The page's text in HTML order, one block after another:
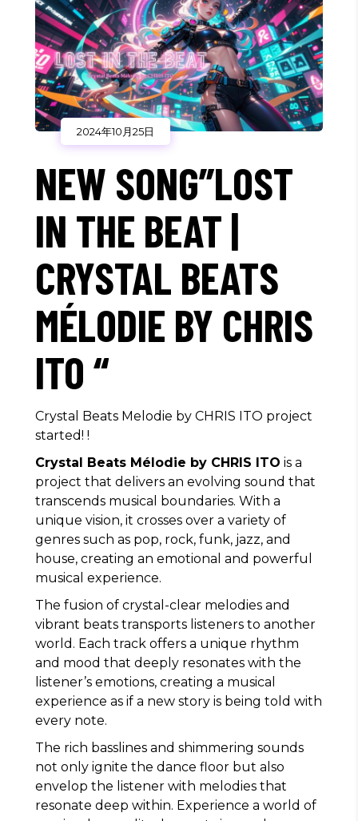
2024年10月25日
NEW SONG”LOST
IN THE BEAT |
CRYSTAL BEATS
MÉLODIE BY CHRIS
ITO “
Crystal Beats Melodie by CHRIS ITO project
started! !
Crystal Beats Mélodie by CHRIS ITO is a
project that delivers an evolving sound that
transcends musical boundaries. With a
unique vision, it crosses over a variety of
genres such as pop, rock, funk, jazz, and
house, creating an emotional and powerful
musical experience.
The fusion of crystal-clear melodies and
vibrant beats transports listeners to another
world. Each track offers a unique rhythm
and mood that deeply resonates with the
listener’s emotions, creating a musical
experience as if a new story is being told with
every note.
The rich basslines and shimmering sounds
not only ignite the dance floor but also
envelop the listener with melodies that
resonate deep within. Experience a world of